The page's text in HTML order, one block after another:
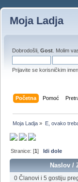
Moja Ladja
Dobrodošli, Gost . Molim
Prijavite se korisničkim
Početna Pomoć
Moja Ladja » E, ovako
Stranice: [1]Idi dole
Naslov /
0 Članovi i 5 gostiju